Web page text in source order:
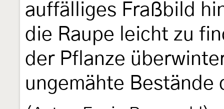
auffälliges Fraßbild
die Raupe leicht zu
der Pflanze
ungemähte Bestände